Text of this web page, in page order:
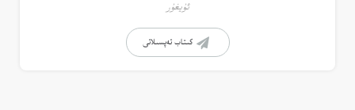
ئۇيغۇر
كىتاب تەپسىلاتى